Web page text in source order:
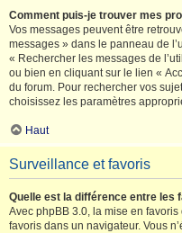
Comment puis-je trouver mes
Vos messages peuvent être
messages » dans le panneau de
« Rechercher les messages de
ou bien en cliquant sur le lien «
du forum. Pour rechercher vos
choisissez les paramètres
Haut
Surveillance et favoris
Quelle est la différence entre les
Avec phpBB 3.0, la mise en
favoris dans un navigateur. Vous